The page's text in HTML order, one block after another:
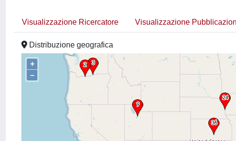
Visualizzazione Ricercatore Visualizzazione
Distribuzione geografica
+
–